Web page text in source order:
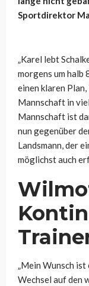
Sportdirektor
„Karel lebt
morgens um halb
einen klaren
Mannschaft in
Mannschaft ist
nun gegenüber
Landsmann, der
möglichst auch
„Mein Wunsch
Wechsel auf den